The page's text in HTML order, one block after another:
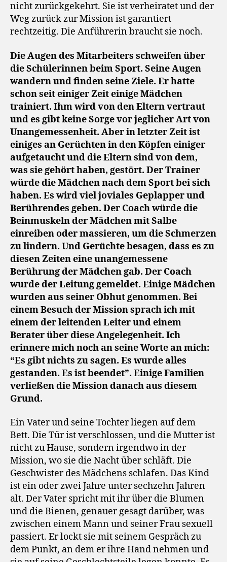
nicht zurückgekehrt. Sie ist verheiratet und der
Weg zurück zur Mission ist garantiert
rechtzeitig. Die Anführerin braucht sie noch.
Die Augen des Mitarbeiters schweifen über
die Schülerinnen beim Sport. Seine Augen
wandern und finden seine Ziele. Er hatte
schon seit einiger Zeit einige Mädchen
trainiert. Ihm wird von den Eltern vertraut
und es gibt keine Sorge vor jeglicher Art von
Unangemessenheit. Aber in letzter Zeit ist
einiges an Gerüchten in den Köpfen einiger
aufgetaucht und die Eltern sind von dem,
was sie gehört haben, gestört. Der Trainer
würde die Mädchen nach dem Sport bei sich
haben. Es wird viel joviales Geplapper und
Berührendes geben. Der Coach würde die
Beinmuskeln der Mädchen mit Salbe
einreiben oder massieren, um die Schmerzen
zu lindern. Und Gerüchte besagen, dass es zu
diesen Zeiten eine unangemessene
Berührung der Mädchen gab. Der Coach
wurde der Leitung gemeldet. Einige Mädchen
wurden aus seiner Obhut genommen. Bei
einem Besuch der Mission sprach ich mit
einem der leitenden Leiter und einem
Berater über dieseAngelegenheit. Ich
erinnere mich noch an seine Worte an mich:
“Es gibt nichts zu sagen. Es wurde alles
gestanden. Es ist beendet”. Einige Familien
verließen die Mission danach aus diesem
Grund.
Ein Vater und seine Tochter liegen auf dem
Bett. Die Tür ist verschlossen, und die Mutter ist
nicht zu Hause, sondern irgendwo in der
Mission, wo sie die Nacht über schläft. Die
Geschwister des Mädchens schlafen. Das Kind
ist ein oder zwei Jahre unter sechzehn Jahren
alt. Der Vater spricht mit ihr über die Blumen
und die Bienen, genauer gesagt darüber, was
zwischen einem Mann und seiner Frau sexuell
passiert. Er lockt sie mit seinem Gespräch zu
dem Punkt, an dem er ihre Hand nehmen und